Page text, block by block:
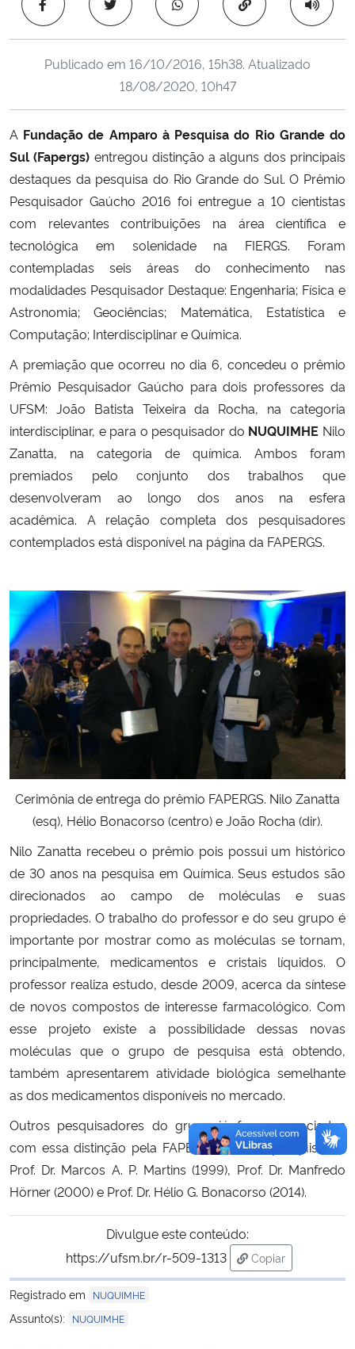
Ministério da Cidadania
Ministério da Ciência, Tecnologia, Inovações e Comunicações
Ministério do Meio Ambiente
Ministério do Turismo
Ministério do Desenvolvimento Regional
Controladoria-Geral da União
Secretaria-Geral
Secretaria de Governo
Gabinete de Segurança Institucional
Advocacia-Geral da União
Planalto
Publicado em 16/10/2016, 15h38. Atualizado
18/08/2020, 10h47
A Fundação de Amparo à Pesquisa do Rio Grande do
Sul (Fapergs) entregou distinção a alguns dos principais
destaques da pesquisa do Rio Grande do Sul. O Prêmio
Pesquisador Gaúcho 2016 foi entregue a 10 cientistas
com relevantes contribuições na área científica e
tecnológica em solenidade na FIERGS. Foram
contempladas seis áreas do conhecimento nas
modalidades Pesquisador Destaque: Engenharia; Física e
Astronomia; Geociências; Matemática, Estatística e
Computação; Interdisciplinar e Química.
A premiação que ocorreu no dia 6, concedeu o prêmio
Prêmio Pesquisador Gaúcho para dois professores da
UFSM: João Batista Teixeira da Rocha, na categoria
interdisciplinar, e para o pesquisador do NUQUIMHE Nilo
Zanatta, na categoria de química. Ambos foram
premiados pelo conjunto dos trabalhos que
desenvolveram ao longo dos anos na esfera
acadêmica. A relação completa dos pesquisadores
contemplados está disponível na página da FAPERGS.
Cerimônia de entrega do prêmio FAPERGS. Nilo Zanatta
(esq), Hélio Bonacorso (centro) e João Rocha (dir).
Nilo Zanatta recebeu o prêmio pois possui um histórico
de 30 anos na pesquisa em Química. Seus estudos são
direcionados ao campo de moléculas e suas
propriedades. O trabalho do professor e do seu grupo é
importante por mostrar como as moléculas se tornam,
principalmente, medicamentos e cristais líquidos. O
professor realiza estudo, desde 2009, acerca da síntese
de novos compostos de interesse farmacológico. Com
esse projeto existe a possibilidade dessas novas
moléculas que o grupo de pesquisa está obtendo,
também apresentarem atividade biológica semelhante
as dos medicamentos disponíveis no mercado.
Outros pesquisadores do grupo já foram agraciados
com essa distinção pela FAPERGS, com o pesquisador
Prof. Dr. Marcos A. P. Martins (1999), Prof. Dr. Manfredo
Hörner (2000) e Prof. Dr. Hélio G. Bonacorso (2014).
Divulgue este conteúdo:
https://ufsm.br/r-509-1313
Copiar
para área de
Registrado em
NUQUIMHE
Assunto(s): NUQUIMHE